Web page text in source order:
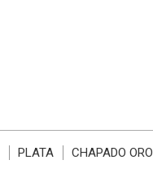
PLATA CHAPADO ORO